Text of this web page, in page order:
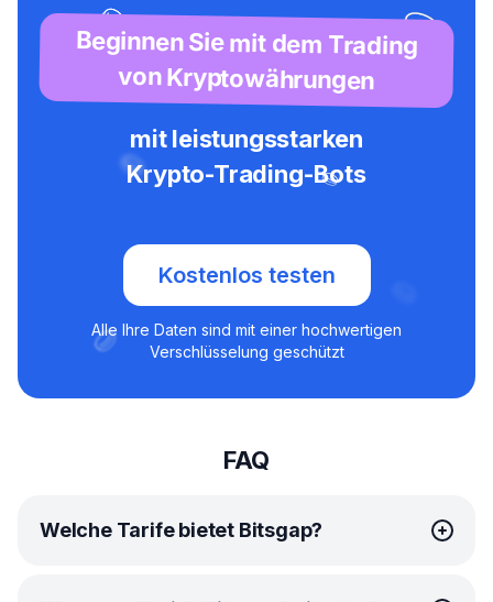
Beginnen Sie mit dem Trading
von Kryptowährungen
mit leistungsstarken
Krypto-Trading-Bots
Kostenlos testen
Alle Ihre Daten sind mit einer hochwertigen
Verschlüsselung geschützt
FAQ
Welche Tarife bietet Bitsgap?
Bitsgap bietet einfache, erschwingliche Tarifefür jeden